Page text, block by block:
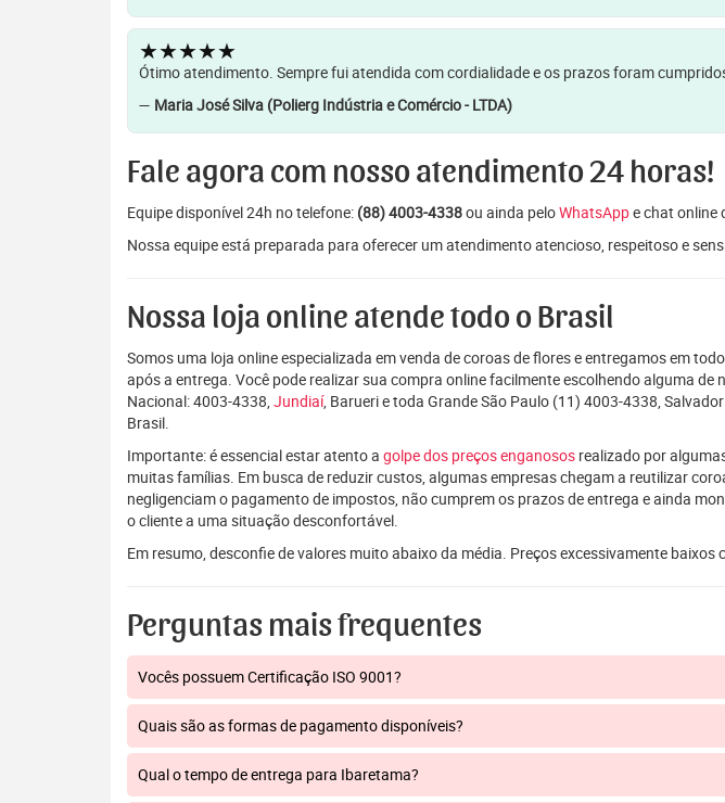
★★★★★
Ótimo atendimento. Sempre fui atendida com cordialidade e os prazos foram
— Maria José Silva (Polierg Indústria e Comércio - LTDA)
Fale agora com nosso atendimento 24 horas!
Equipe disponível 24h no telefone: (88) 4003-4338ou ainda peloWhatsAppe chat online
Nossa equipe está preparada para oferecer um atendimento atencioso, respeitoso e
Nossa loja online atende todo o Brasil
Somos uma loja online especializada em venda de coroas de flores e entregamos em
após a entrega. Você pode realizar sua compra online facilmente escolhendo alguma
Nacional: 4003-4338, Jundiaí, Barueri e toda Grande São Paulo (11) 4003-4338,
Brasil.
Importante: é essencial estar atento a golpe dos preços enganosos realizado por
muitas famílias. Em busca de reduzir custos, algumas empresas chegam a reutilizar
negligenciam o pagamento de impostos, não cumprem os prazos de entrega e ainda
o cliente a uma situação desconfortável.
Em resumo, desconfie de valores muito abaixo da média. Preços excessivamente
Perguntas mais frequentes
Vocês possuem Certificação ISO 9001?
Quais são as formas de pagamento disponíveis?
Qual o tempo de entrega para Ibaretama?